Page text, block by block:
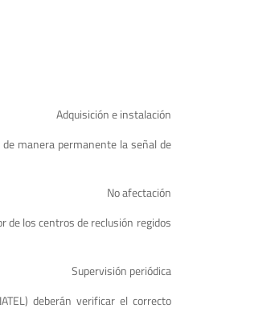
Adquisición e instalación
manera permanente la señal de
No afectación
de los centros de reclusión regidos
Supervisión periódica
deberán verificar el correcto